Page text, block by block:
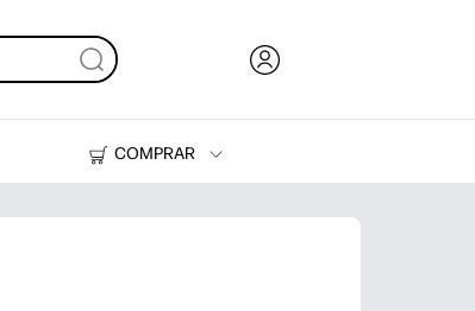
COMPRAR
Impresoras